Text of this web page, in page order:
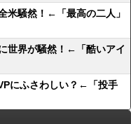
米騒然！←「最高の二人」
世界が騒然！←「酷いアイ
にふさわしい？←「投手